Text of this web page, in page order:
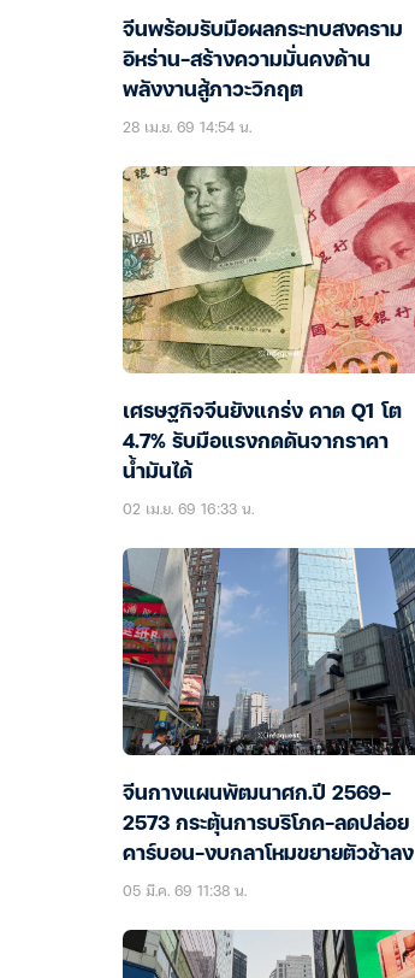
จีนพร้อมรับมือผลกระทบสงคราม
อิหร่าน-สร้างความมั่นคงด้าน
พลังงานสู้ภาวะวิกฤต
28 เม.ย. 69 14:54 น.
เศรษฐกิจจีนยังแกร่ง คาด Q1 โต
4.7% รับมือแรงกดดันจากราคา
น้ำมันได้
02 เม.ย. 69 16:33 น.
จีนกางแผนพัฒนาศก.ปี 2569-
2573 กระตุ้นการบริโภค-ลดปล่อย
คาร์บอน-งบกลาโหมขยายตัวช้าลง
05 มี.ค. 69 11:38 น.